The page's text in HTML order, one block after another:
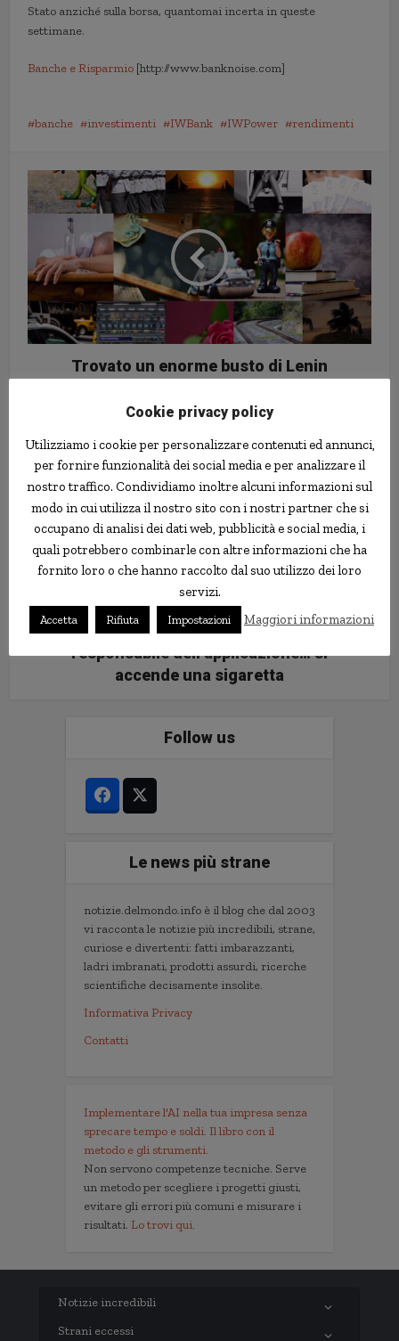
Stato anziché sulla borsa, quantomai incerta in queste
settimane.
Banche e Risparmio [http://www.banknoise.com]
banche investimenti IWBank IWPower rendimenti
Trovato un enorme busto di Lenin
Per festeggiare l’entrata in vigore
della legge anti-fumo, il
responsabile dell’applicazione… si
accende una sigaretta
Follow us
Le news più strane
notizie.delmondo.info è il blog che dal 2003
vi racconta le notizie più incredibili, strane,
curiose e divertenti: fatti imbarazzanti,
ladri imbranati, prodotti assurdi, ricerche
scientifiche decisamente insolite.
Informativa Privacy
Contatti
Implementare l'AI nella tua impresa senza
sprecare tempo e soldi. Il libro con il
metodo e gli strumenti.
Non servono competenze tecniche. Serve
un metodo per scegliere i progetti giusti,
evitare gli errori più comuni e misurare i
risultati. Lo trovi qui.
Notizie incredibili
Strani eccessi
Cookie privacy policy
Utilizziamo i cookie per personalizzare contenuti ed annunci,
per fornire funzionalità dei social media e per analizzare il
nostro traffico. Condividiamo inoltre alcuni informazioni sul
modo in cui utilizza il nostro sito con i nostri partner che si
occupano di analisi dei dati web, pubblicità e social media, i
quali potrebbero combinarle con altre informazioni che ha
fornito loro o che hanno raccolto dal suo utilizzo dei loro
servizi.
Accetta Rifiuta Impostazioni Maggiori informazioni